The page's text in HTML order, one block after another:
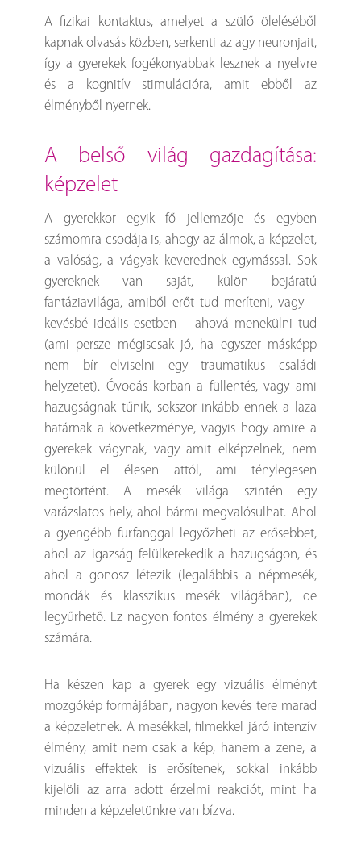
A fizikai kontaktus, amelyet a szülő öleléséből
kapnak olvasás közben, serkenti az agy neuronjait,
így a gyerekek fogékonyabbak lesznek a nyelvre
és a kognitív stimulációra, amit ebből az
élményből nyernek.
a belső világ gazdagítása:
képzelet
A gyerekkor egyik fő jellemzője és egyben
számomra csodája is, ahogy az álmok, a képzelet,
a valóság, a vágyak keverednek egymással. Sok
gyereknek van saját, külön bejáratú
fantáziavilága, amiből erőt tud meríteni, vagy –
kevésbé ideális esetben – ahová menekülni tud
(ami persze mégiscsak jó, ha egyszer másképp
nem bír elviselni egy traumatikus családi
helyzetet). Óvodás korban a füllentés, vagy ami
hazugságnak tűnik, sokszor inkább ennek a laza
határnak a következménye, vagyis hogy amire a
gyerekek vágynak, vagy amit elképzelnek, nem
különül el élesen attól, ami ténylegesen
megtörtént. A mesék világa szintén egy
varázslatos hely, ahol bármi megvalósulhat. Ahol
a gyengébb furfanggal legyőzheti az erősebbet,
ahol az igazság felülkerekedik a hazugságon, és
ahol a gonosz létezik (legalábbis a népmesék,
mondák és klasszikus mesék világában), de
legyűrhető. Ez nagyon fontos élmény a gyerekek
számára.
Ha készen kap a gyerek egy vizuális élményt
mozgókép formájában, nagyon kevés tere marad
a képzeletnek. A mesékkel, filmekkel járó intenzív
élmény, amit nem csak a kép, hanem a zene, a
vizuális effektek is erősítenek, sokkal inkább
kijelöli az arra adott érzelmi reakciót, mint ha
minden a képzeletünkre van bízva.